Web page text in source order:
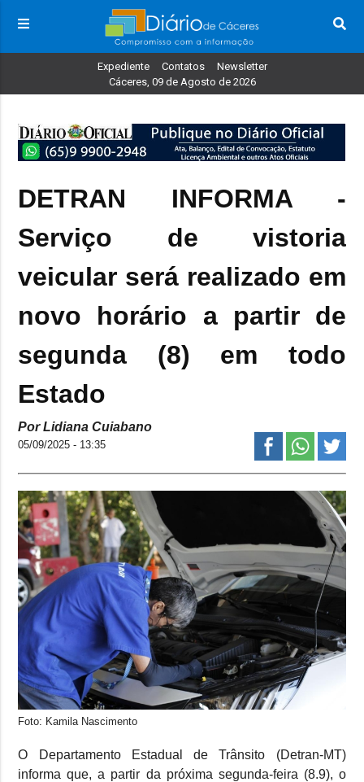
Expediente Contatos
Newsletter
Cáceres, 09 de Agosto de 2026
DETRAN INFORMA -
Serviço de vistoria
veicular será realizado em
novo horário a partir de
segunda (8) em todo
Estado
Por Lidiana Cuiabano
05/09/2025 - 13:35
Foto: Kamila Nascimento
O Departamento Estadual de Trânsito (Detran-MT)
informa que, a partir da próxima segunda-feira (8.9), o